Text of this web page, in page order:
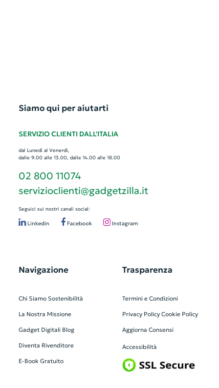
Siamo qui per aiutarti
SERVIZIO CLIENTI DALL'ITALIA
dal Lunedì al Venerdì,
dalle 9.00 alle 13.00, dalle 14.00 alle 18.00
02 800 11074
servizioclienti@gadgetzilla.it
Seguici sui nostri canali social:
Linkedin Facebook Instagram
Navigazione
Chi Siamo Sostenibilità
La Nostra Missione
Gadget Digitali Blog
Diventa Rivenditore
E-Book Gratuito
Trasparenza
Termini e Condizioni
Privacy Policy Cookie Policy
Aggiorna Consensi
Accessibilità